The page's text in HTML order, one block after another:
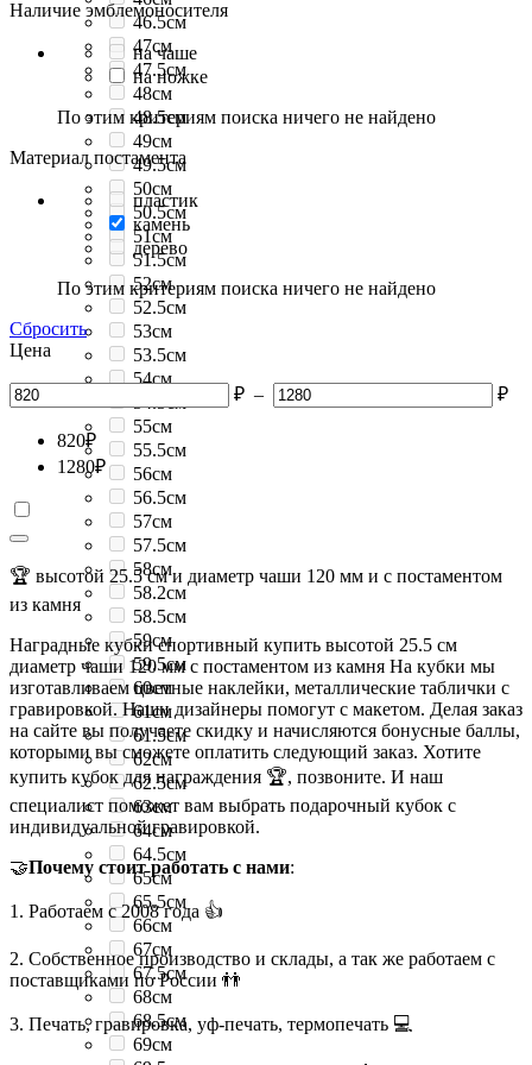
46.5см
47см
47.5см
48см
48.5см
49см
49.5см
50см
50.5см
51см
51.5см
52см
52.5см
53см
53.5см
54см
54.5см
55см
55.5см
56см
56.5см
57см
57.5см
58см
58.2см
58.5см
59см
59.5см
60см
61см
61.5см
62см
62.5см
63см
64см
64.5см
65см
65.5см
66см
67см
67.5см
68см
68.5см
69см
Наличие эмблемоносителя
на чаше
на ножке
По этим критериям поиска ничего не найдено
Материал постамента
пластик
камень
дерево
По этим критериям поиска ничего не найдено
Сбросить
Цена
₽ – ₽
820₽
1280₽
🏆 высотой 25.5 см и диаметр чаши 120 мм и с постаментом
из камня
Наградные кубки спортивный купить высотой 25.5 см
диаметр чаши 120 мм с постаментом из камня На кубки мы
изготавливаем цветные наклейки, металлические таблички с
гравировкой. Наши дизайнеры помогут с макетом. Делая заказ
на сайте вы получаете скидку и начисляются бонусные баллы,
которыми вы сможете оплатить следующий заказ. Хотите
купить кубок для награждения 🏆, позвоните. И наш
специалист поможет вам выбрать подарочный кубок с
индивидуальной гравировкой.
🤝Почему стоит работать с нами:
1. Работаем с 2008 года 👍
2. Собственное производство и склады, а так же работаем с
поставщиками по России 👬
3. Печать, гравировка, уф-печать, термопечать 💻